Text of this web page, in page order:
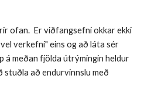
ofan. Er viðfangsefni okkar ekki
verkefni" eins og að láta sér
á meðan fjölda útrýmingin heldur
að endurvinnslu með